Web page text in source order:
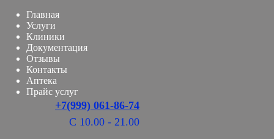
Главная
Услуги
Клиники
Документация
Отзывы
Контакты
Аптека
Прайс услуг
+7(999) 061-86-74
С 10.00 - 21.00